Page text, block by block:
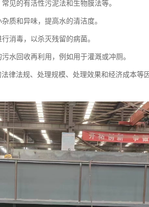
见的有活性污泥法和生物膜法等。
质和异味，提高水的清洁度。
消毒，以杀灭残留的病菌。
水回收再利用，例如用于灌溉或冲厕。
律法规、处理规模、处理效果和经济成本等